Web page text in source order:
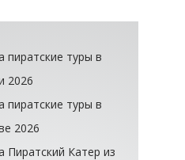
пиратские туры в
2026
пиратские туры в
2026
Пиратский Катер из